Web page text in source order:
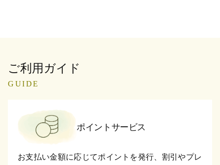
ご利用ガイド
GUIDE
ポイントサービス
お支払い金額に応じてポイントを発行、割引やプレ